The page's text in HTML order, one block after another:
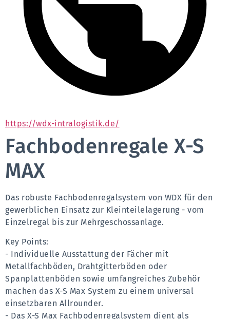
https://wdx-intralogistik.de/
Fachbodenregale X-S
MAX
Das robuste Fachbodenregalsystem von WDX für den
gewerblichen Einsatz zur Kleinteilelagerung - vom
Einzelregal bis zur Mehrgeschossanlage.
Key Points:
- Individuelle Ausstattung der Fächer mit
Metallfachböden, Drahtgitterböden oder
Spanplattenböden sowie umfangreiches Zubehör
machen das X-S Max System zu einem universal
einsetzbaren Allrounder.
- Das X-S Max Fachbodenregalsystem dient als